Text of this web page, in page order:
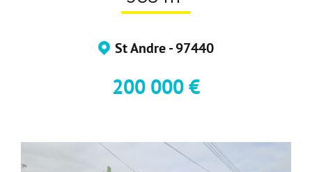
Nos partenaires
St Andre - 97440
200 000 €